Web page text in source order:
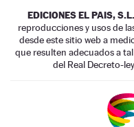
EDICIONES EL PAIS,
reproducciones y usos de
desde este sitio web a
que resulten adecuados a
del Real Decreto-